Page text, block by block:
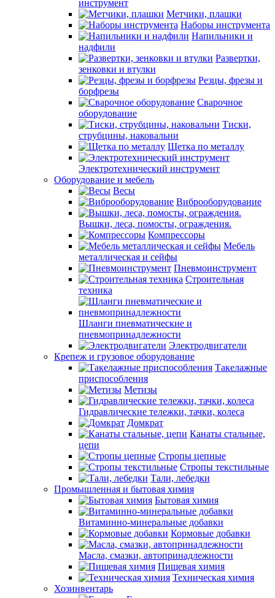
инструмент
Метчики, плашки
Наборы инструмента
Напильники и
надфили
Развертки,
зенковки и втулки
Резцы, фрезы и
борфрезы
Сварочное
оборудование
Тиски,
струбцины, наковальни
Щетка по металлу
Электротехнический инструмент
Оборудование и мебель
Весы
Виброоборудование
Вышки, леса, помосты, ограждения.
Компрессоры
Мебель
металлическая и сейфы
Пневмоинструмент
Строительная
техника
Шланги пневматические и
пневмопринадлежности
Электродвигатели
Крепеж и грузовое оборудование
Такелажные
приспособления
Метизы
Гидравлические тележки, тачки, колеса
Домкрат
Канаты стальные,
цепи
Стропы цепные
Стропы текстильные
Тали, лебедки
Промышленная и бытовая химия
Бытовая химия
Витаминно-минеральные добавки
Кормовые добавки
Масла, смазки, автопринадлежности
Пищевая химия
Техническая химия
Хозинвентарь